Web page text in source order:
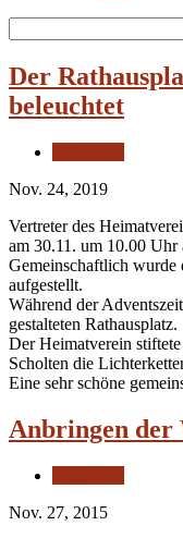
Der
beleuchtet
Nov. 24, 2019
Vertreter des
am 30.11. um 10.00 Uhr
Gemeinschaftlich wurde
aufgestellt.
Während der
gestalteten Rathausplatz.
Der Heimatverein
Scholten die
Eine sehr schöne
Anbringen der
Nov. 27, 2015